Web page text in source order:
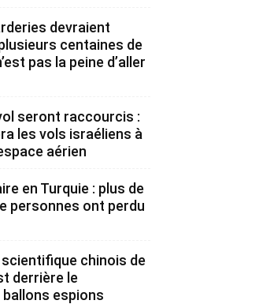
devraient
centaines de
pas la peine d’aller
seront raccourcis :
les vols israéliens à
aérien
en Turquie : plus de
personnes ont perdu
scientifique chinois de
derrière le
espions